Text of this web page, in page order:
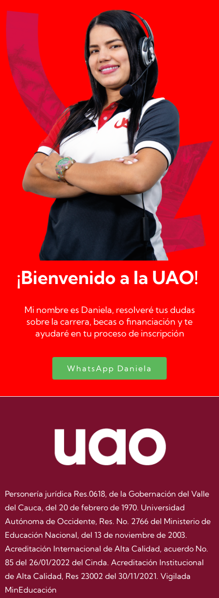
¡Bienvenido a la UAO!
Mi nombre es Daniela, resolveré tus dudas
sobre la carrera, becas o financiación y te
ayudaré en tu proceso de inscripción
WhatsApp Daniela
Personería jurídica Res.0618, de la Gobernación del Valle
del Cauca, del 20 de febrero de 1970. Universidad
Autónoma de Occidente, Res. No. 2766 del Ministerio de
Educación Nacional, del 13 de noviembre de 2003.
Acreditación Internacional de Alta Calidad, acuerdo No.
85 del 26/01/2022 del Cinda. Acreditación Institucional
de Alta Calidad, Res 23002 del 30/11/2021. Vigilada
MinEducación